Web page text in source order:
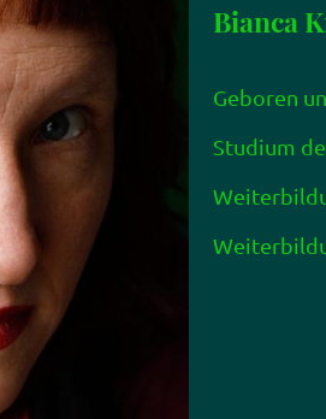
Bianca
Geboren
Studium